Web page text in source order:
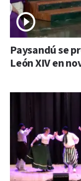
Paysandú se
León XIV en